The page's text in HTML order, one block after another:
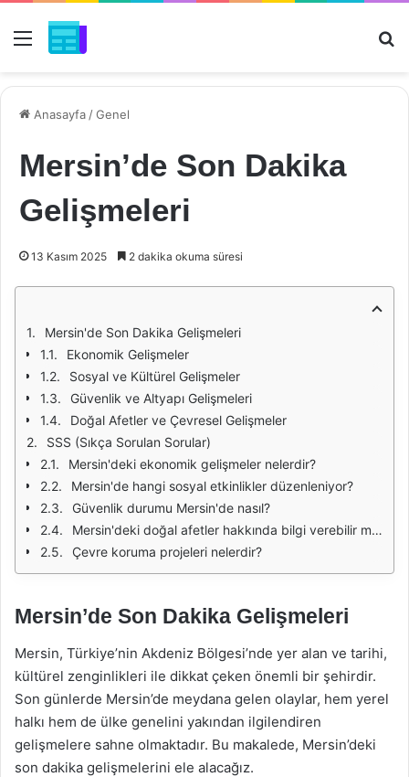
Menü
Anasayfa /Genel
Mersin’de Son Dakika
Gelişmeleri
13 Kasım 2025 2 dakika okuma süresi
Mersin'de Son Dakika Gelişmeleri
Ekonomik Gelişmeler
Sosyal ve Kültürel Gelişmeler
Güvenlik ve Altyapı Gelişmeleri
Doğal Afetler ve Çevresel Gelişmeler
SSS (Sıkça Sorulan Sorular)
Mersin'deki ekonomik gelişmeler nelerdir?
Mersin'de hangi sosyal etkinlikler düzenleniyor?
Güvenlik durumu Mersin'de nasıl?
Mersin'deki doğal afetler hakkında bilgi verebilir misiniz?
Çevre koruma projeleri nelerdir?
Mersin’de Son Dakika Gelişmeleri
Mersin, Türkiye’nin Akdeniz Bölgesi’nde yer alan ve tarihi,
kültürel zenginlikleri ile dikkat çeken önemli bir şehirdir.
Son günlerde Mersin’de meydana gelen olaylar, hem yerel
halkı hem de ülke genelini yakından ilgilendiren
gelişmelere sahne olmaktadır. Bu makalede, Mersin’deki
son dakika gelişmelerini ele alacağız.